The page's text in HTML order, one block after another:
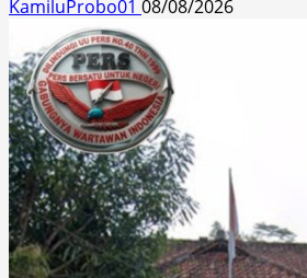
KamiluProbo01 08/08/2026